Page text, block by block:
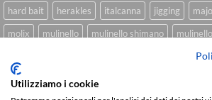
hard bait
herakles italcanna jigging
molix
mulinello mulinello shimano
softbait
spinning inshore
surfcasting
Utilizziamo i cookie